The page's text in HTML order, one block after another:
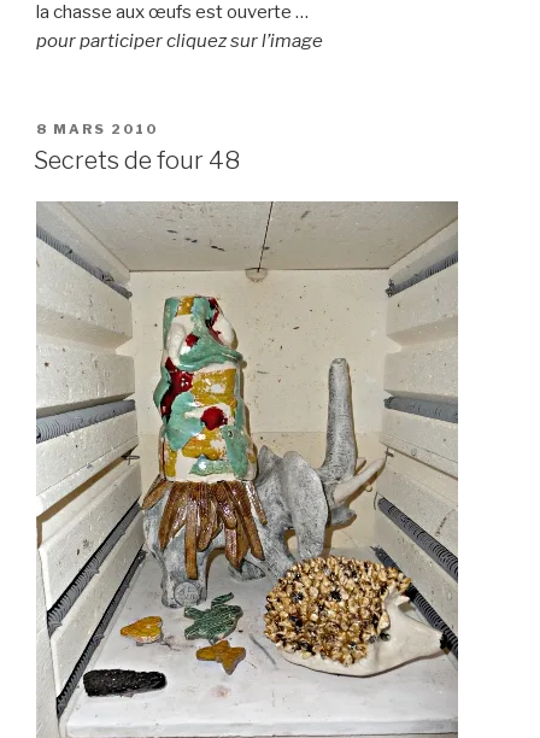
la chasse aux œufs est ouverte …
pour participer cliquez sur l’image
PUBLIÉ
LE
8 MARS 2010
Secrets de four 48